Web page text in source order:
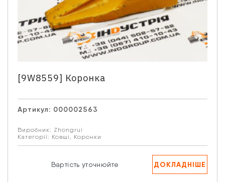
[9W8559] Коронка
Артикул: 000002563
Виробник: Zhongrui
Категорії: Ковші , Коронки
Вартість уточнюйте ДОКЛАДНІШЕ